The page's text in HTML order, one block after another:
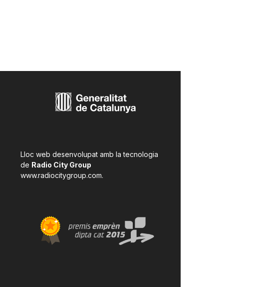
Lloc web desenvolupat amb la tecnologia
de Radio City Group
www.radiocitygroup.com.